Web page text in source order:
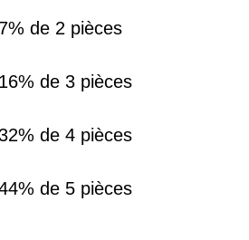
7% de 2 pièces
16% de 3 pièces
de 4 pièces
de 5 pièces